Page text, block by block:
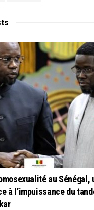
au Sénégal,
à l’impuissance du